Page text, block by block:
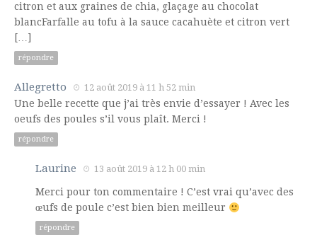
citron et aux graines de chia, glaçage au chocolat
blancFarfalle au tofu à la sauce cacahuète et citron vert
[…]
répondre
Allegretto 12 août 2019 à 11 h 52 min
Une belle recette que j’ai très envie d’essayer ! Avec les
oeufs des poules s’il vous plaît. Merci !
répondre
Laurine 13 août 2019 à 12 h 00 min
Merci pour ton commentaire ! C’est vrai qu’avec des
œufs de poule c’est bien bien meilleur
répondre